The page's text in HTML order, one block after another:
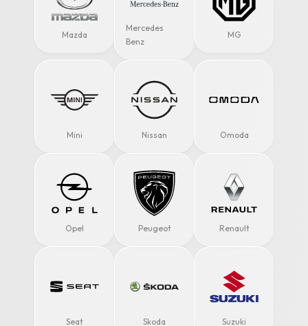
Mazda
Mercedes
Benz
MG
Mini Nissan Omoda
Opel Peugeot Renault
Seat Skoda Suzuki